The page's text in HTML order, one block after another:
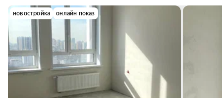
новостройка онлайн показ